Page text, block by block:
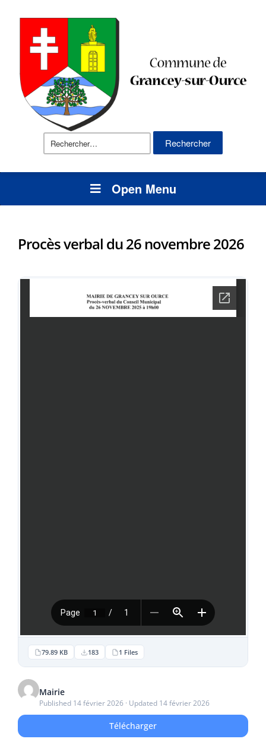
Rechercher :
Open Menu
Procès verbal du 26 novembre 2026
79.89 KB 183 1 Files
Mairie
Published 14 février 2026 · Updated 14 février 2026
Télécharger